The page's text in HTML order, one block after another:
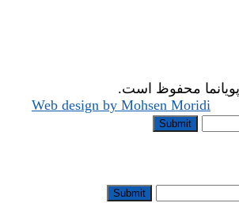
محفوظ است.
Web design by Mohsen Moridi
Submit
Submit